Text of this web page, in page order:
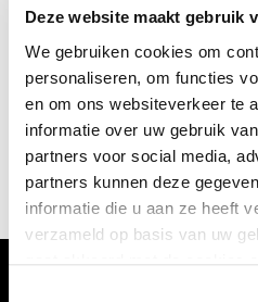
Deze website maakt gebruik
We gebruiken cookies om
personaliseren, om functies
en om ons websiteverkeer te
informatie over uw gebruik
partners voor social media,
partners kunnen deze
informatie die u aan ze heeft
verzameld op basis van uw
Op 12 mei vieren we de
Op deze dag wordt er aandacht
en hun bijdrage aan de
essentieel beroep gaat bleek
Massaal hingen mensen een wit
hart voor de ramen om hun
belangrijke beroep eigenlijk